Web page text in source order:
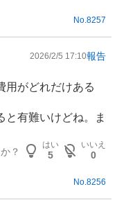
No.8257
2026/2/5 17:10報告
用がどれだけある
と有難いけどね。ま
？
はい
5
いいえ
0
No. 8256